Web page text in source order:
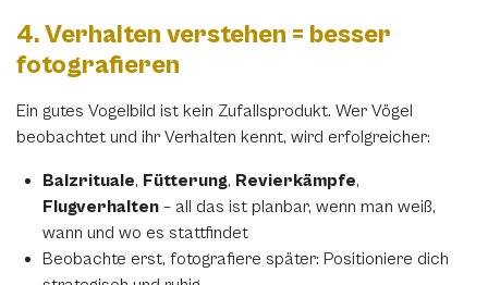
4. Verhalten verstehen = besser
fotografieren
Ein gutes Vogelbild ist kein Zufallsprodukt. Wer Vögel
beobachtet und ihr Verhalten kennt, wird erfolgreicher:
Balzrituale, Fütterung, Revierkämpfe,
Flugverhalten – all das ist planbar, wenn man weiß,
wann und wo es stattfindet
Beobachte erst, fotografiere später: Positioniere dich